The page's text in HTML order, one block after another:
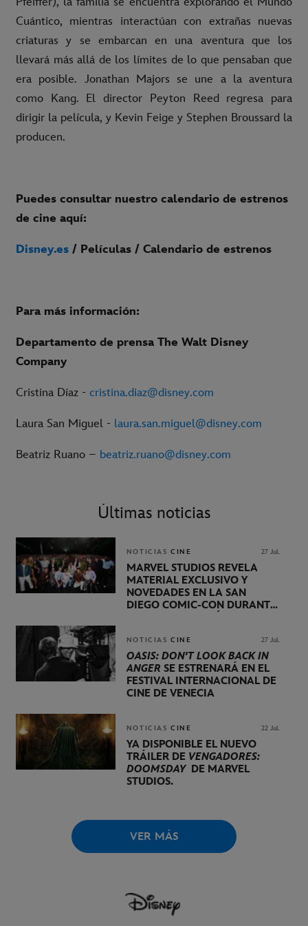
Cuántico, mientras interactúan con extrañas nuevas
criaturas y se embarcan en una aventura que los
llevará más allá de los límites de lo que pensaban que
era posible. Jonathan Majors se une a la aventura
como Kang. El director Peyton Reed regresa para
dirigir la película, y Kevin Feige y Stephen Broussard la
producen.
Puedes consultar nuestro calendario de estrenos
de cine aquí:
Disney.es / Películas / Calendario de estrenos
Para más información:
Departamento de prensa The Walt Disney
Company
Cristina Díaz - cristina.diaz@disney.com
Laura San Miguel - laura.san.miguel@disney.com
Beatriz Ruano – beatriz.ruano@disney.com
Últimas noticias
NOTICIAS CINE 27 Jul.
MARVEL STUDIOS REVELA
MATERIAL EXCLUSIVO Y
NOVEDADES EN LA SAN
DIEGO COMIC-CON DURANTE
NOTICIAS CINE 27 Jul.
OASIS: DON'T LOOK BACK IN
ANGER SE ESTRENARÁ EN EL
FESTIVAL INTERNACIONAL DE
CINE DE VENECIA
NOTICIAS CINE 22 Jul.
YA DISPONIBLE EL NUEVO
TRÁILER DE VENGADORES:
DOOMSDAYDE MARVEL
STUDIOS.
VER MÁS